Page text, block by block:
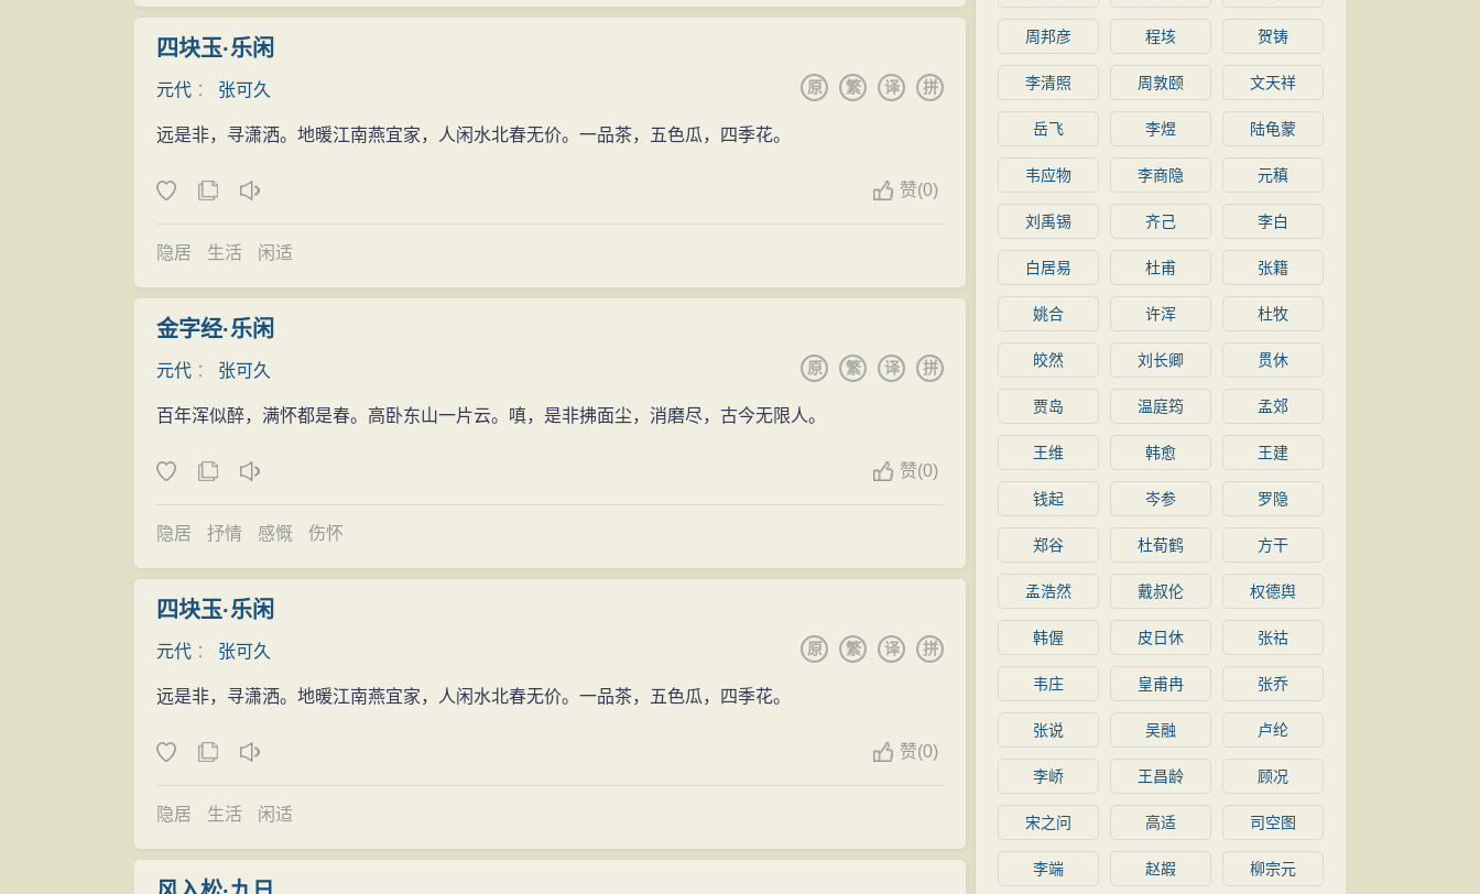
之作，不论在思想上或艺术上都显得平庸；同时他的社会地位和经历，又决定了他的生活态度比较顺
从，虽有愤懑和不平，都表现一种“怨而不怒”的色彩。
张可久在散曲史上居有重要地位。元代前期，散曲家时尚自然真率，后期追求清丽雅正。张可久
丽的风格，自成元代散曲鲜花中的奇葩。《录鬼簿》把张可久列入“方今才人相知者”一类。他专攻散
山乐府》共六卷。
张可久是元代散曲“清丽派”的代表，被誉为“词林之宗匠”。清代诗论家刘熙载推崇他为“曲家翘
楚”。他的散曲主要的艺术特点是：讲究格律音韵，着力于锻字炼句，对仗工整，字句和美，融合诗词
开仙《小山小令序》评小山乐府，谓如瑶天笙鹤，有不食烟火气，可称之为“曲仙”。
四块玉·乐闲
元代 ： 张可久 拼
译
繁
原
远是非，寻潇洒。地暖江南燕宜家，人闲水北春无价。一品茶，五色瓜，四季花。
赞(0)
隐居 生活 闲适
金字经·乐闲
元代 ： 张可久 拼
译
繁
原
百年浑似醉，满怀都是春。高卧东山一片云。嗔，是非拂面尘，消磨尽，古今无限人。
赞(0)
隐居 抒情 感慨 伤怀
四块玉·乐闲
元代 ： 张可久 拼
译
繁
原
远是非，寻潇洒。地暖江南燕宜家，人闲水北春无价。一品茶，五色瓜，四季花。
赞(0)
隐居 生活 闲适
周邦彦 程垓 贺铸
李清照 周敦颐 文天祥
岳飞 李煜 陆龟蒙
韦应物 李商隐 元稹
刘禹锡 齐己 李白
白居易 杜甫 张籍
姚合 许浑 杜牧
皎然 刘长卿 贯休
贾岛 温庭筠 孟郊
王维 韩愈 王建
钱起 岑参 罗隐
郑谷 杜荀鹤 方干
孟浩然 戴叔伦 权德舆
韩偓 皮日休 张祜
韦庄 皇甫冉 张乔
张说 吴融 卢纶
李峤 王昌龄 顾况
宋之问 高适 司空图
李端 赵嘏 柳宗元